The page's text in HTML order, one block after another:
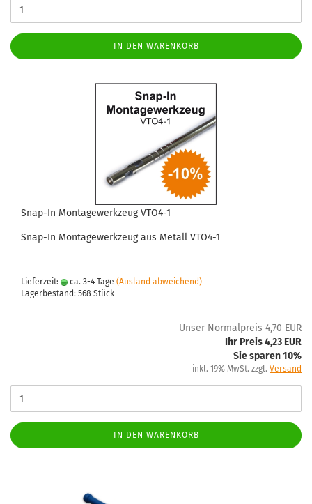
IN DEN WARENKORB
Snap-In Montagewerkzeug VTO4-1
Snap-In Montagewerkzeug aus Metall VTO4-1
Lieferzeit: ca. 3-4 Tage (Ausland abweichend)
Lagerbestand: 568 Stück
Unser Normalpreis 4,70 EUR
Ihr Preis 4,23 EUR
Sie sparen 10%
inkl. 19% MwSt. zzgl. Versand
IN DEN WARENKORB